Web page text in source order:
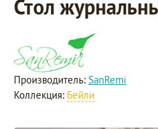
Стол
Производитель: SanRemi
Коллекция: Бейли